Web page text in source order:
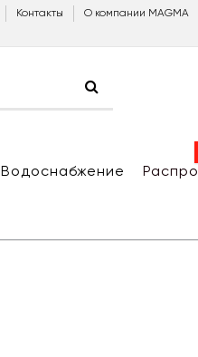
Контакты О компании MAGMA
Водоснабжение